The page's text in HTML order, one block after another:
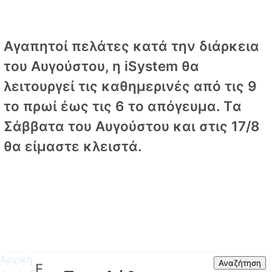
Αγαπητοί πελάτες κατά την διάρκεια
του Αυγούστου, η iSystem θα
λειτουργεί τις καθημερινές από τις 9
το πρωί έως τις 6 το απόγευμα. Tα
Σάββατα του Αυγούστου και στις 17/8
θα είμαστε κλειστά.
Αναζήτηση
Αρχική